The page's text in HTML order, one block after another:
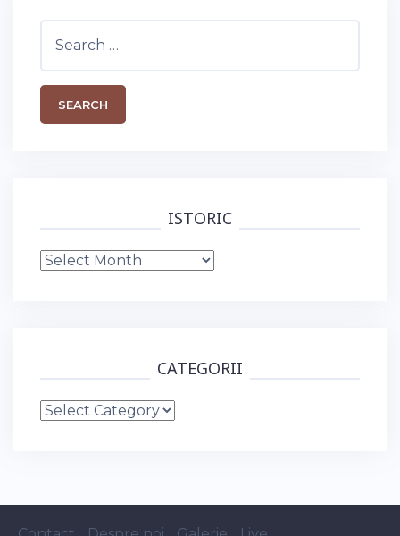
ISTORIC
Istoric
CATEGORII
Categorii